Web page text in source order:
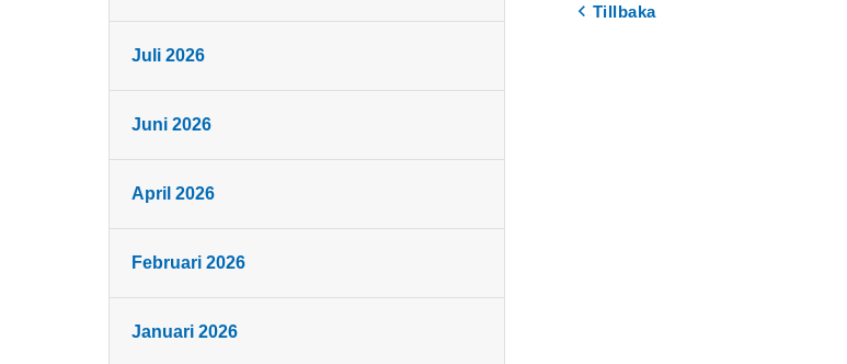
Tillbaka
Juli 2026
Juni 2026
April 2026
Februari 2026
Januari 2026